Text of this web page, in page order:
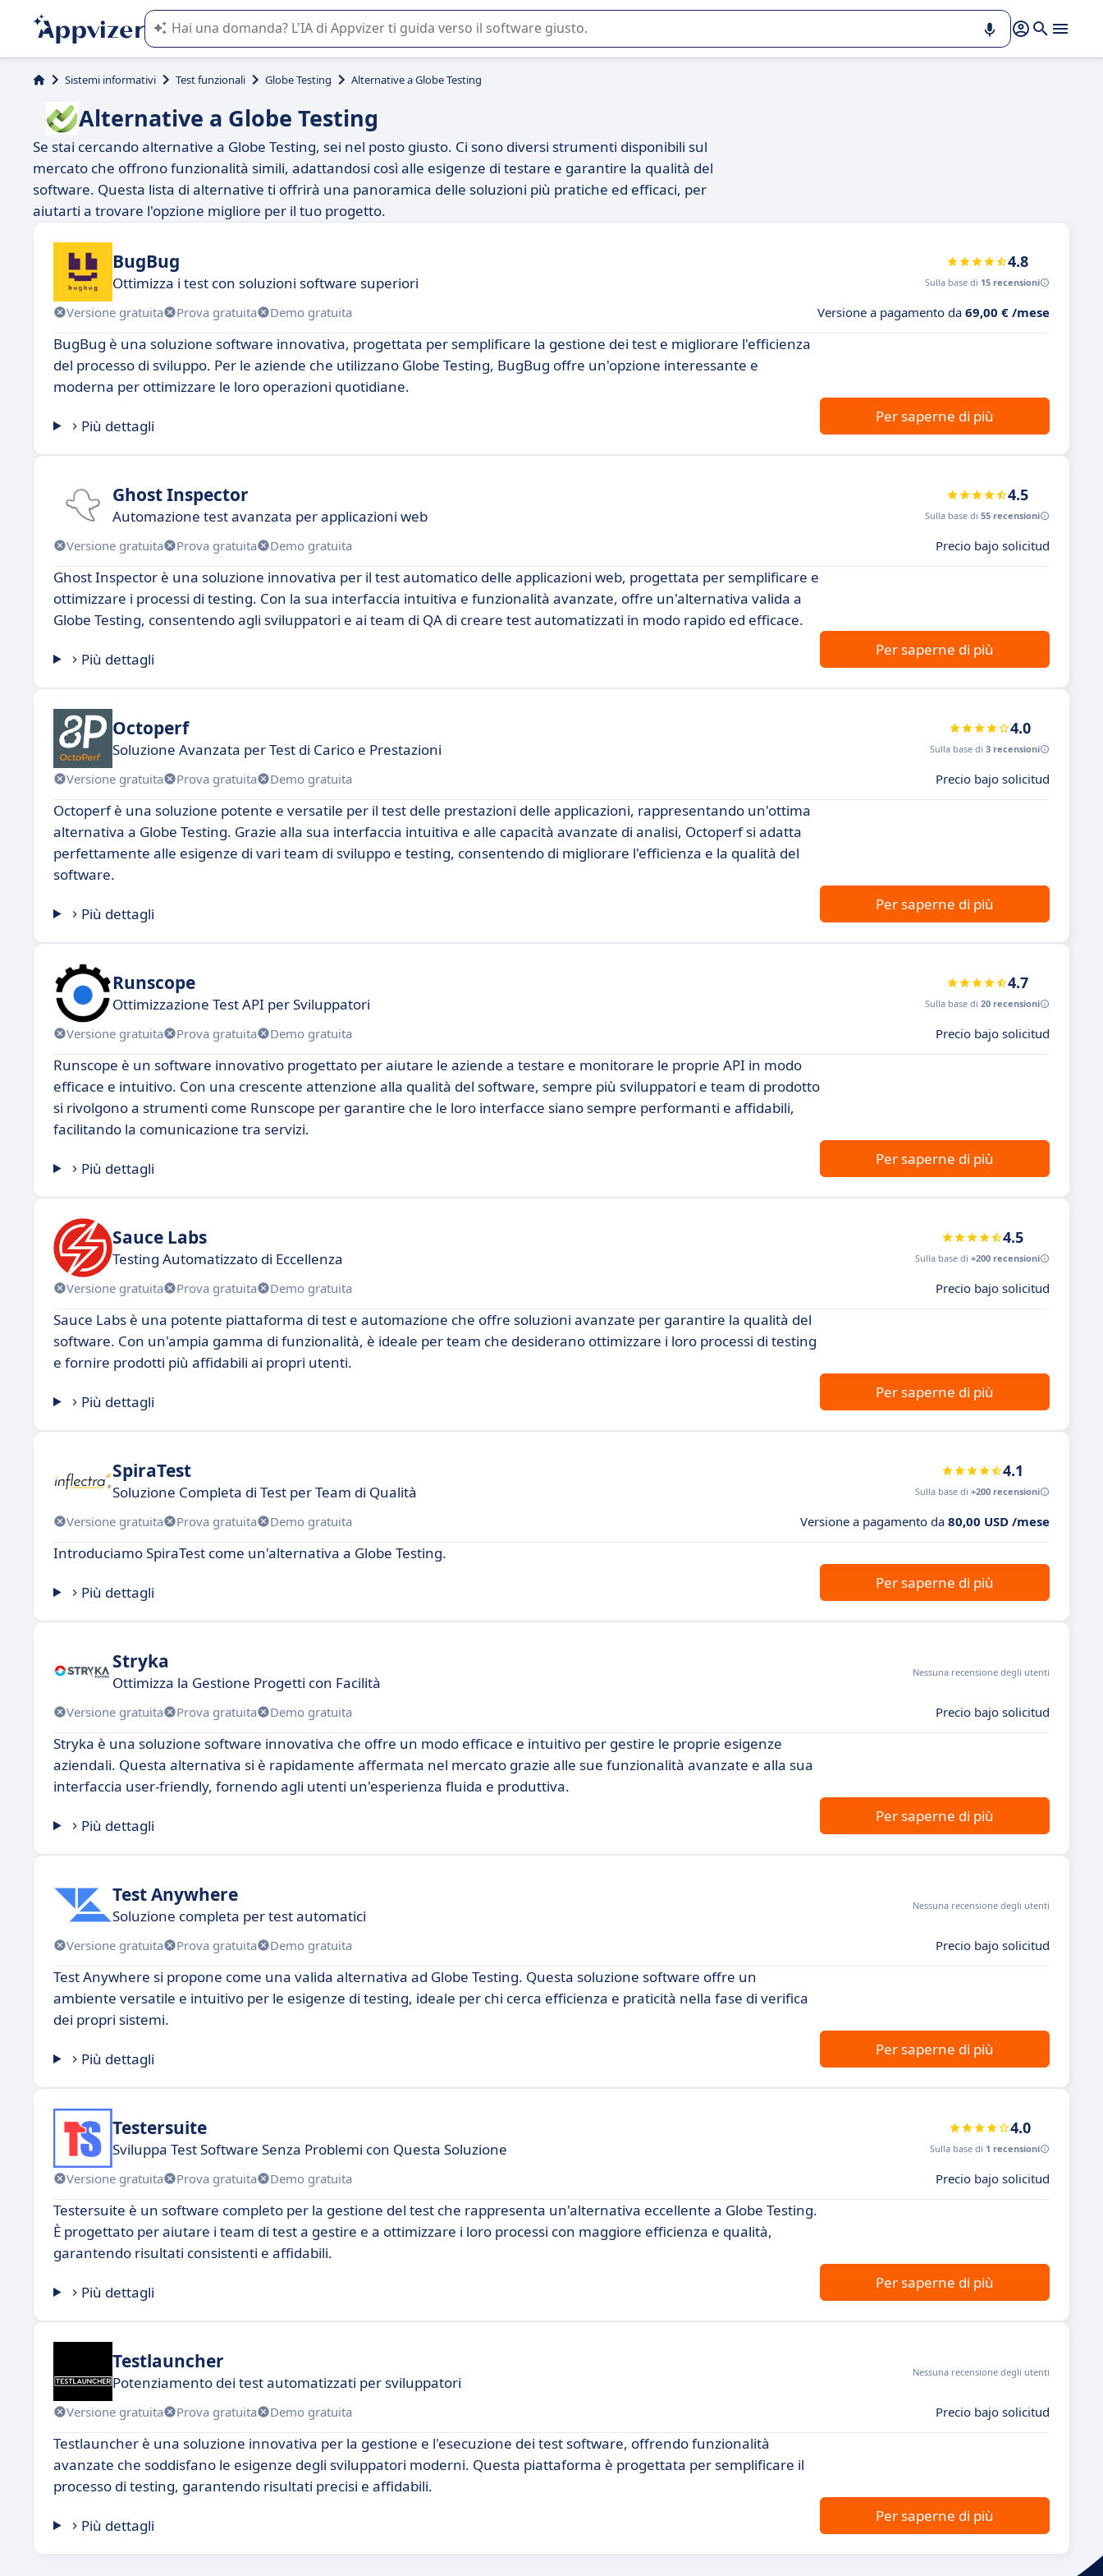
L'IA di Appvizer vi guida nell'utilizzo o nella scelta di un software SaaS per la vostra azienda.
Sistemi informativi Test funzionali Globe Testing Alternative a Globe Testing
Alternative a Globe Testing
Se stai cercando alternative a Globe Testing, sei nel posto giusto. Ci sono diversi strumenti disponibili sul
mercato che offrono funzionalità simili, adattandosi così alle esigenze di testare e garantire la qualità del
software. Questa lista di alternative ti offrirà una panoramica delle soluzioni più pratiche ed efficaci, per
aiutarti a trovare l'opzione migliore per il tuo progetto.
BugBug
Ottimizza i test con soluzioni software superiori
4.8
Sulla base di 15 recensioni
Versione gratuita Prova gratuita Demo gratuita Versione a pagamento da 69,00 € /mese
BugBug è una soluzione software innovativa, progettata per semplificare la gestione dei test e migliorare l'efficienza
del processo di sviluppo. Per le aziende che utilizzano Globe Testing, BugBug offre un'opzione interessante e
moderna per ottimizzare le loro operazioni quotidiane.
Più dettagli
Per saperne di più
Ghost Inspector
Automazione test avanzata per applicazioni web
4.5
Sulla base di 55 recensioni
Versione gratuita Prova gratuita Demo gratuita Precio bajo solicitud
Ghost Inspector è una soluzione innovativa per il test automatico delle applicazioni web, progettata per semplificare e
ottimizzare i processi di testing. Con la sua interfaccia intuitiva e funzionalità avanzate, offre un'alternativa valida a
Globe Testing, consentendo agli sviluppatori e ai team di QA di creare test automatizzati in modo rapido ed efficace.
Più dettagli
Per saperne di più
Octoperf
Soluzione Avanzata per Test di Carico e Prestazioni
4.0
Sulla base di 3 recensioni
Versione gratuita Prova gratuita Demo gratuita Precio bajo solicitud
Octoperf è una soluzione potente e versatile per il test delle prestazioni delle applicazioni, rappresentando un'ottima
alternativa a Globe Testing. Grazie alla sua interfaccia intuitiva e alle capacità avanzate di analisi, Octoperf si adatta
perfettamente alle esigenze di vari team di sviluppo e testing, consentendo di migliorare l'efficienza e la qualità del
software.
Più dettagli
Per saperne di più
Runscope
Ottimizzazione Test API per Sviluppatori
4.7
Sulla base di 20 recensioni
Versione gratuita Prova gratuita Demo gratuita Precio bajo solicitud
Runscope è un software innovativo progettato per aiutare le aziende a testare e monitorare le proprie API in modo
efficace e intuitivo. Con una crescente attenzione alla qualità del software, sempre più sviluppatori e team di prodotto
si rivolgono a strumenti come Runscope per garantire che le loro interfacce siano sempre performanti e affidabili,
facilitando la comunicazione tra servizi.
Più dettagli
Per saperne di più
Sauce Labs
Testing Automatizzato di Eccellenza
4.5
Sulla base di +200 recensioni
Versione gratuita Prova gratuita Demo gratuita Precio bajo solicitud
Sauce Labs è una potente piattaforma di test e automazione che offre soluzioni avanzate per garantire la qualità del
software. Con un'ampia gamma di funzionalità, è ideale per team che desiderano ottimizzare i loro processi di testing
e fornire prodotti più affidabili ai propri utenti.
Più dettagli
Per saperne di più
SpiraTest
Soluzione Completa di Test per Team di Qualità
4.1
Sulla base di +200 recensioni
Versione gratuita Prova gratuita Demo gratuita Versione a pagamento da 80,00 USD /mese
Introduciamo SpiraTest come un'alternativa a Globe Testing.
Più dettagli
Per saperne di più
Stryka
Ottimizza la Gestione Progetti con Facilità
Nessuna recensione degli utenti
Versione gratuita Prova gratuita Demo gratuita Precio bajo solicitud
Stryka è una soluzione software innovativa che offre un modo efficace e intuitivo per gestire le proprie esigenze
aziendali. Questa alternativa si è rapidamente affermata nel mercato grazie alle sue funzionalità avanzate e alla sua
interfaccia user-friendly, fornendo agli utenti un'esperienza fluida e produttiva.
Più dettagli
Per saperne di più
Test Anywhere
Soluzione completa per test automatici
Nessuna recensione degli utenti
Versione gratuita Prova gratuita Demo gratuita Precio bajo solicitud
Test Anywhere si propone come una valida alternativa ad Globe Testing. Questa soluzione software offre un
ambiente versatile e intuitivo per le esigenze di testing, ideale per chi cerca efficienza e praticità nella fase di verifica
dei propri sistemi.
Più dettagli
Per saperne di più
Testersuite
Sviluppa Test Software Senza Problemi con Questa Soluzione
4.0
Sulla base di 1 recensioni
Versione gratuita Prova gratuita Demo gratuita Precio bajo solicitud
Testersuite è un software completo per la gestione del test che rappresenta un'alternativa eccellente a Globe Testing.
È progettato per aiutare i team di test a gestire e a ottimizzare i loro processi con maggiore efficienza e qualità,
garantendo risultati consistenti e affidabili.
Più dettagli
Per saperne di più
Testlauncher
Potenziamento dei test automatizzati per sviluppatori
Nessuna recensione degli utenti
Versione gratuita Prova gratuita Demo gratuita Precio bajo solicitud
Testlauncher è una soluzione innovativa per la gestione e l'esecuzione dei test software, offrendo funzionalità
avanzate che soddisfano le esigenze degli sviluppatori moderni. Questa piattaforma è progettata per semplificare il
processo di testing, garantendo risultati precisi e affidabili.
Più dettagli
Per saperne di più